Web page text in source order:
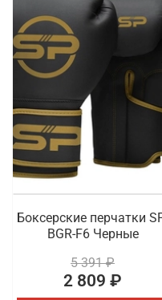
Боксерские перчатки
BGR-F6 Черные
5 391 ₽
2 809 ₽